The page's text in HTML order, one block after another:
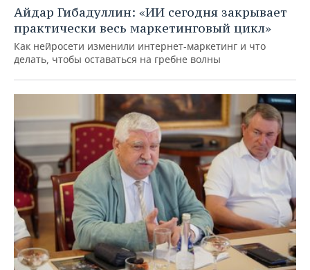
Айдар Гибадуллин: «ИИ сегодня закрывает
практически весь маркетинговый цикл»
Как нейросети изменили интернет-маркетинг и что
делать, чтобы оставаться на гребне волны